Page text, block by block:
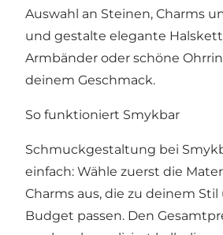
Auswahl an Steinen, Charms
und gestalte elegante
Armbänder oder schöne
deinem Geschmack.
So funktioniert Smykbar
Schmuckgestaltung bei
einfach: Wähle zuerst die
Charms aus, die zu deinem
Budget passen. Den